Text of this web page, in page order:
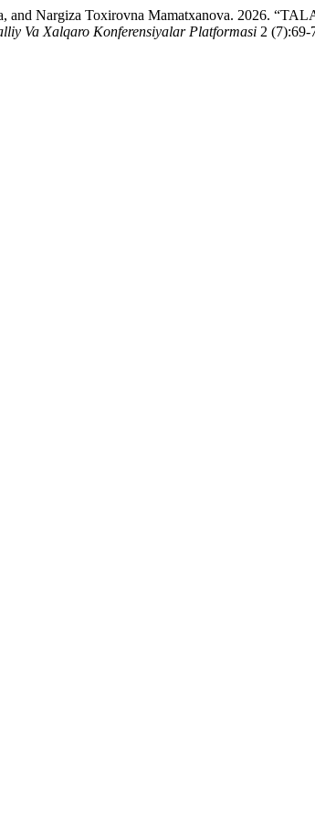
and Nargiza Toxirovna Mamatxanova.
Va Xalqaro Konferensiyalar Platformasi 2 (7):69-